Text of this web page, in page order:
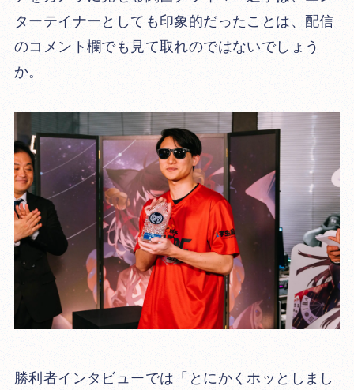
ターテイナーとしても印象的だったことは、配信
のコメント欄でも見て取れのではないでしょう
か。
勝利者インタビューでは 「とにかくホッとしまし